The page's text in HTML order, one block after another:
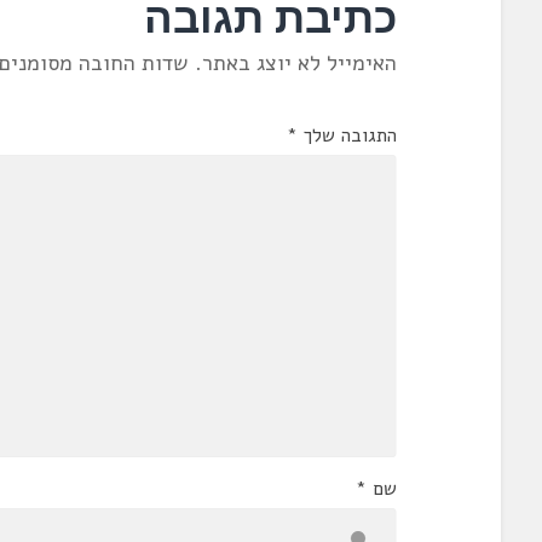
כתיבת תגובה
האימייל לא יוצג באתר. שדות החובה
התגובה שלך *
שם *